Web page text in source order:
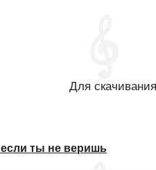
Для
ты не веришь